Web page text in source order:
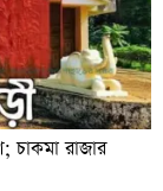
চাকমা রাজার